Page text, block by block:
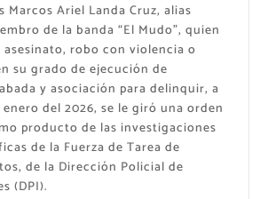
Marcos Ariel Landa Cruz, alias
de la banda “El Mudo”, quien
asesinato, robo con violencia o
su grado de ejecución de
y asociación para delinquir, a
del 2026, se le giró una orden
producto de las investigaciones
de la Fuerza de Tarea de
de la Dirección Policial de
(DPI).